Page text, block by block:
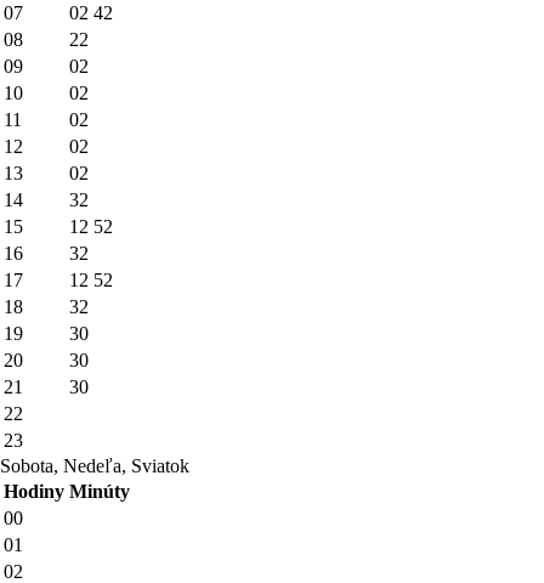
07
02 42
08
22
09
02
10
02
11
02
12
02
13
02
14
32
15
12 52
16
32
17
12 52
18
32
19
30
20
30
21
30
22
23
Sobota, Nedeľa, Sviatok
Hodiny Minúty
00
01
02